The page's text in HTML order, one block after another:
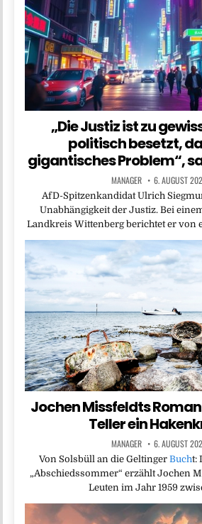
„Die Justiz ist zu
politisch besetzt,
gigantisches Problem“,
MANAGER 6. AUGUST
AfD-Spitzenkandidat Ulrich
Unabhängigkeit der Justiz. Bei
Landkreis Wittenberg berichtet er von
Jochen Missfeldts
Teller ein
MANAGER 6. AUGUST
Von Solsbüll an die Geltinger Bucht:
„Abschiedssommer“ erzählt Jochen
Leuten im Jahr 1959